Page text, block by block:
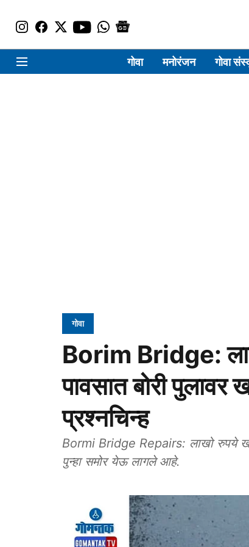
गोवा मनोरंजन गोवा
गोवा
Borim Bridge:
पावसात बोरी
प्रश्नचिन्ह
Bormi Bridge Repairs: लाखो रुपये
पुन्हा समोर येऊ लागले आहे.